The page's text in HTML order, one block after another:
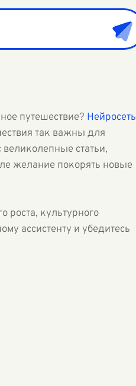
путешествие? Нейросеть
так важны для
великолепные статьи,
желание покорять новые
роста, культурного
ассистенту и убедитесь